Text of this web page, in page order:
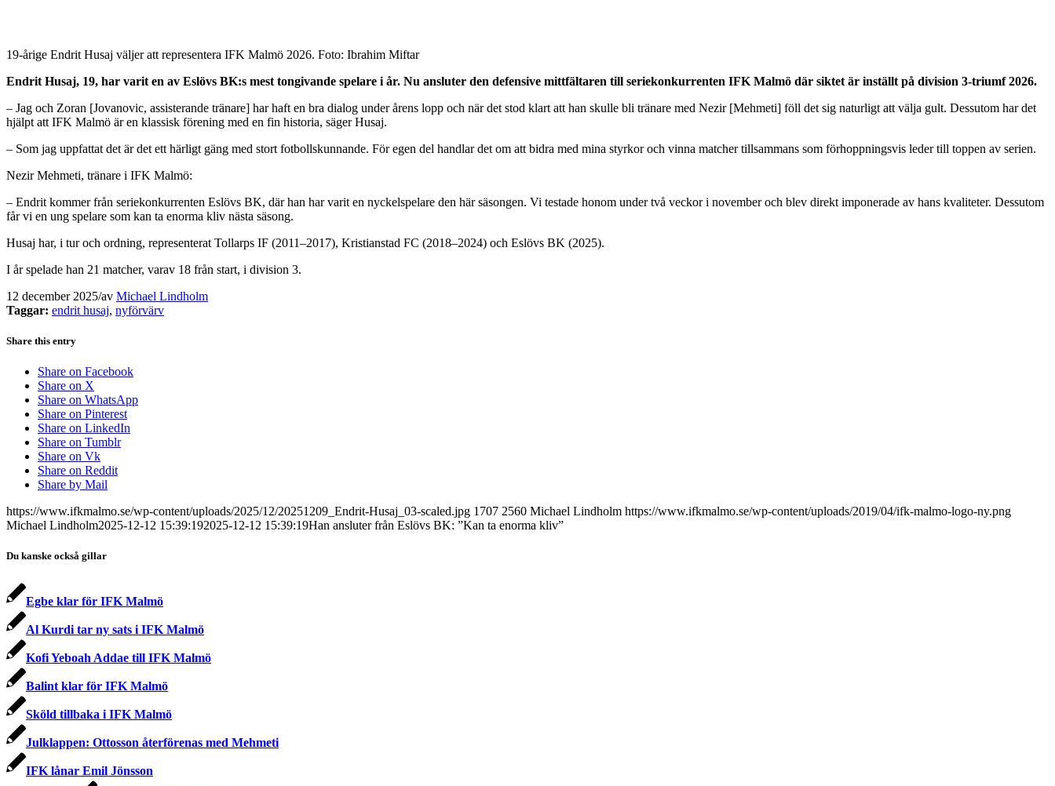
19-årige Endrit Husaj väljer att representera IFK Malmö 2026. Foto: Ibrahim Miftar
Endrit Husaj, 19, har varit en av Eslövs BK:s mest tongivande spelare i år. Nu ansluter den defensive mittfältaren till seriekonkurrenten IFK Malmö där siktet är inställt på division 3-triumf 2026.
– Jag och Zoran [Jovanovic, assisterande tränare] har haft en bra dialog under årens lopp och när det stod klart att han skulle bli tränare med Nezir [Mehmeti] föll det sig naturligt att välja gult. Dessutom har det
hjälpt att IFK Malmö är en klassisk förening med en fin historia, säger Husaj.
– Som jag uppfattat det är det ett härligt gäng med stort fotbollskunnande. För egen del handlar det om att bidra med mina styrkor och vinna matcher tillsammans som förhoppningsvis leder till toppen av serien.
Nezir Mehmeti, tränare i IFK Malmö:
– Endrit kommer från seriekonkurrenten Eslövs BK, där han har varit en nyckelspelare den här säsongen. Vi testade honom under två veckor i november och blev direkt imponerade av hans kvaliteter. Dessutom
får vi en ung spelare som kan ta enorma kliv nästa säsong.
Husaj har, i tur och ordning, representerat Tollarps IF (2011–2017), Kristianstad FC (2018–2024) och Eslövs BK (2025).
I år spelade han 21 matcher, varav 18 från start, i division 3.
12 december 2025/av Michael Lindholm
Taggar: endrit husaj, nyförvärv
Share this entry
Share on Facebook
Share on X
Share on WhatsApp
Share on Pinterest
Share on LinkedIn
Share on Tumblr
Share on Vk
Share on Reddit
Share by Mail
https://www.ifkmalmo.se/wp-content/uploads/2025/12/20251209_Endrit-Husaj_03-scaled.jpg 1707 2560 Michael Lindholm https://www.ifkmalmo.se/wp-content/uploads/2019/04/ifk-malmo-logo-ny.png
Michael Lindholm2025-12-12 15:39:192025-12-12 15:39:19Han ansluter från Eslövs BK: ”Kan ta enorma kliv”
Du kanske också gillar
Egbe klar för IFK Malmö
Al Kurdi tar ny sats i IFK Malmö
Kofi Yeboah Addae till IFK Malmö
Balint klar för IFK Malmö
Sköld tillbaka i IFK Malmö
Julklappen: Ottosson återförenas med Mehmeti
IFK lånar Emil Jönsson